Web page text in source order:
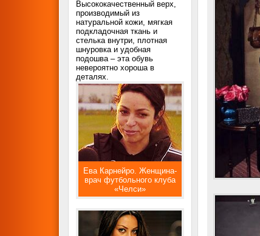
Высококачественный верх,
производимый из
натуральной кожи, мягкая
подкладочная ткань и
стелька внутри, плотная
шнуровка и удобная
подошва – эта обувь
невероятно хороша в
деталях.
Ева Карнейро. Женщина-
врач футбольного клуба
«Челси»